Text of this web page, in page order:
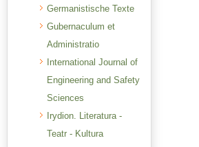
Germanistische Texte
Gubernaculum et
Administratio
International Journal of
Engineering and Safety
Sciences
Irydion. Literatura -
Teatr - Kultura